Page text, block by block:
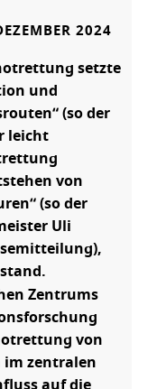
2024
setzte
und
(so der
leicht
von
(so der
Uli
Zentrums
von
zentralen
auf die